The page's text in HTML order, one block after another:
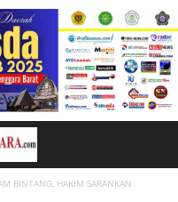
BINTANG, HAKIM SARANKAN